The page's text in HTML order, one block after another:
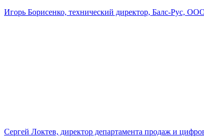
Игорь Борисенко, технический директор, Балс-Рус,
Сергей Локтев, директор департамента продаж и